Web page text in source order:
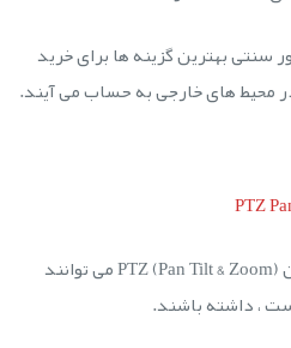
سنتی بهترین گزینه ها برای خرید
محیط های خارجی به حساب می آیند.
تیم امنیتی شما با داشتن دوربین PTZ (Pan Tilt & Zoom) می توانند
، داشته باشند.